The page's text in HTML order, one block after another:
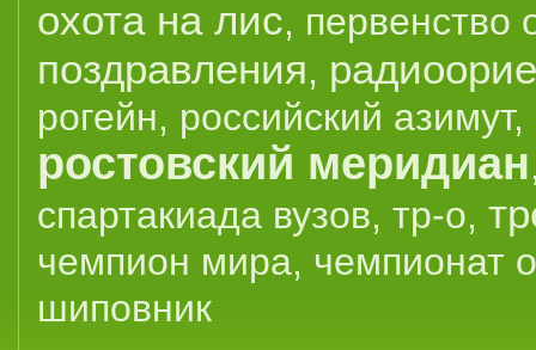
охота на лис, первенство
поздравления,
рогейн, российский азимут,
ростовский меридиан
спартакиада вузов, тр-о,
чемпион мира, чемпионат
шиповник